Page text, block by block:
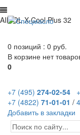
AIMOL X-Cool Plus 32
0 позиций : 0 руб.
В корзине нет
0
+7 (495) 274-02-54
+7 (4822) 71-01-01 /
Добавить в закладки